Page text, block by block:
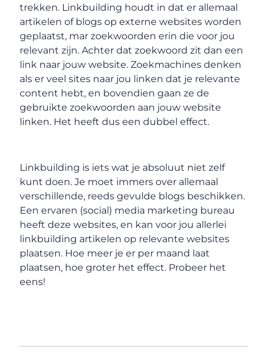
trekken. Linkbuilding houdt in dat er allemaal
artikelen of blogs op externe websites worden
geplaatst, mar zoekwoorden erin die voor jou
relevant zijn. Achter dat zoekwoord zit dan een
link naar jouw website. Zoekmachines denken
als er veel sites naar jou linken dat je relevante
content hebt, en bovendien gaan ze de
gebruikte zoekwoorden aan jouw website
linken. Het heeft dus een dubbel effect.
Linkbuilding is iets wat je absoluut niet zelf
kunt doen. Je moet immers over allemaal
verschillende, reeds gevulde blogs beschikken.
Een ervaren (social) media marketing bureau
heeft deze websites, en kan voor jou allerlei
linkbuilding artikelen op relevante websites
plaatsen. Hoe meer je er per maand laat
plaatsen, hoe groter het effect. Probeer het
eens!